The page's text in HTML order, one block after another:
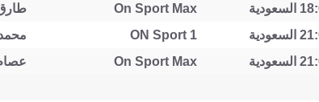
On Sport Max
ON Sport 1
On Sport Max